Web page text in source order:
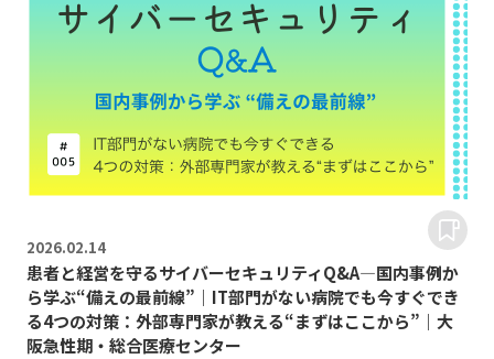
2026.02.14
患者と経営を守るサイバーセキュリティQ&A―国内事例か
ら学ぶ“備えの最前線”｜IT部門がない病院でも今すぐでき
る4つの対策：外部専門家が教える“まずはここから”｜大
阪急性期・総合医療センター